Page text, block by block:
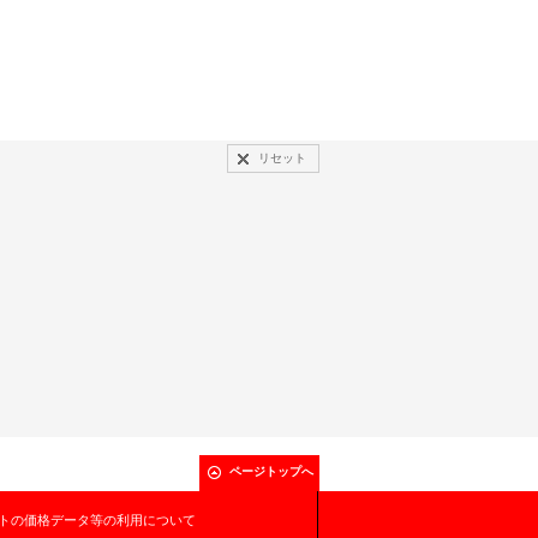
リセット
ページトップへ
の価格データ等の利用について